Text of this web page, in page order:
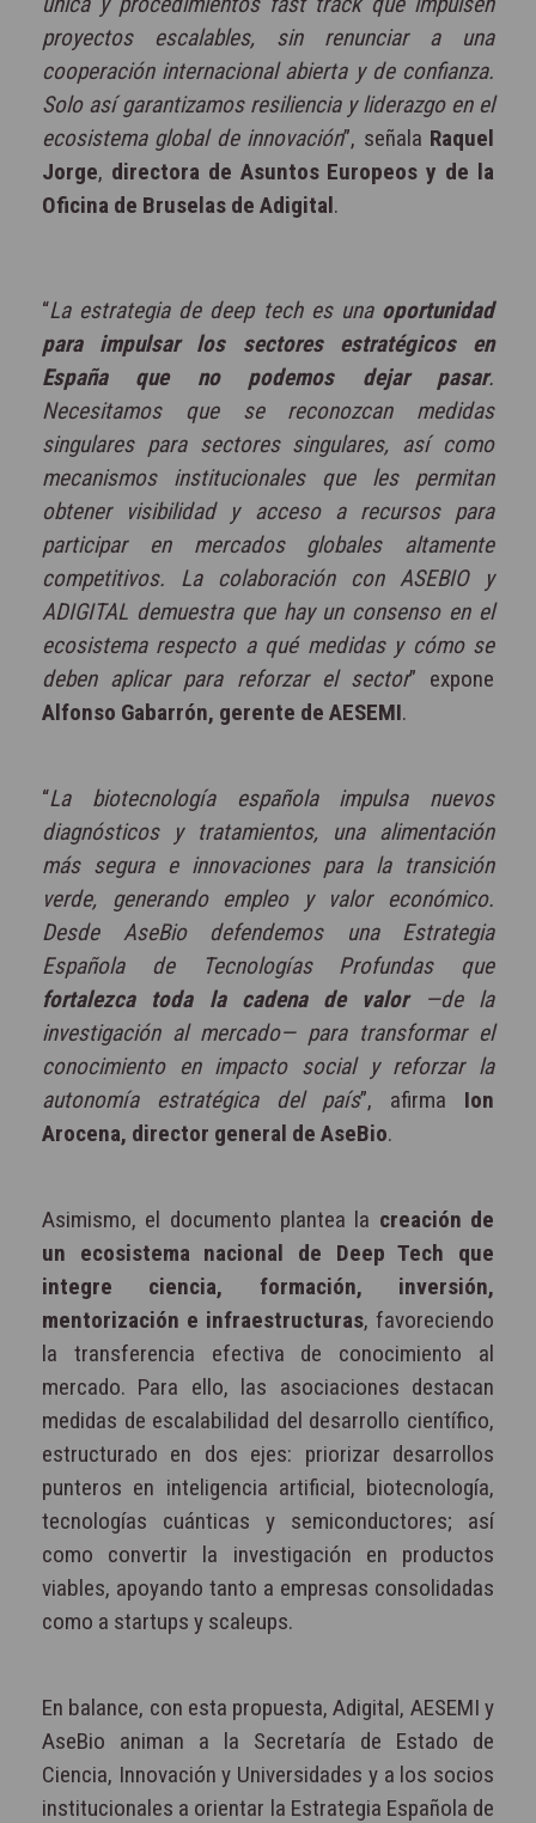
proyectos escalables, sin renunciar a una
cooperación internacional abierta y de confianza.
Solo así garantizamos resiliencia y liderazgo en el
ecosistema global de innovación”, señala Raquel
Jorge, directora de Asuntos Europeos y de la
Oficina de Bruselas de Adigital.
“La estrategia de deep tech es una oportunidad
para impulsar los sectores estratégicos en
España que no podemos dejar pasar.
Necesitamos que se reconozcan medidas
singulares para sectores singulares, así como
mecanismos institucionales que les permitan
obtener visibilidad y acceso a recursos para
participar en mercados globales altamente
competitivos. La colaboración con ASEBIO y
ADIGITAL demuestra que hay un consenso en el
ecosistema respecto a qué medidas y cómo se
deben aplicar para reforzar el sector” expone
Alfonso Gabarrón, gerente de AESEMI.
“La biotecnología española impulsa nuevos
diagnósticos y tratamientos, una alimentación
más segura e innovaciones para la transición
verde, generando empleo y valor económico.
Desde AseBio defendemos una Estrategia
Española de Tecnologías Profundas que
fortalezca toda la cadena de valor—de la
investigación al mercado— para transformar el
conocimiento en impacto social y reforzar la
autonomía estratégica del país”, afirma Ion
Arocena, director general de AseBio.
Asimismo, el documento plantea la creación de
un ecosistema nacional de Deep Tech que
integre ciencia, formación, inversión,
mentorización e infraestructuras, favoreciendo
la transferencia efectiva de conocimiento al
mercado. Para ello, las asociaciones destacan
medidas de escalabilidad del desarrollo científico,
estructurado en dos ejes: priorizar desarrollos
punteros en inteligencia artificial, biotecnología,
tecnologías cuánticas y semiconductores; así
como convertir la investigación en productos
viables, apoyando tanto a empresas consolidadas
como a startups y scaleups.
En balance, con esta propuesta, Adigital, AESEMI y
AseBio animan a la Secretaría de Estado de
Ciencia, Innovación y Universidades y a los socios
institucionales a orientar la Estrategia Española de